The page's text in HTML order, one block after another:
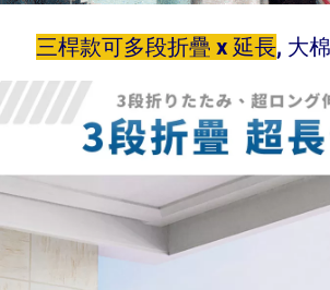
三桿款可多段折疊 x 延長, 大